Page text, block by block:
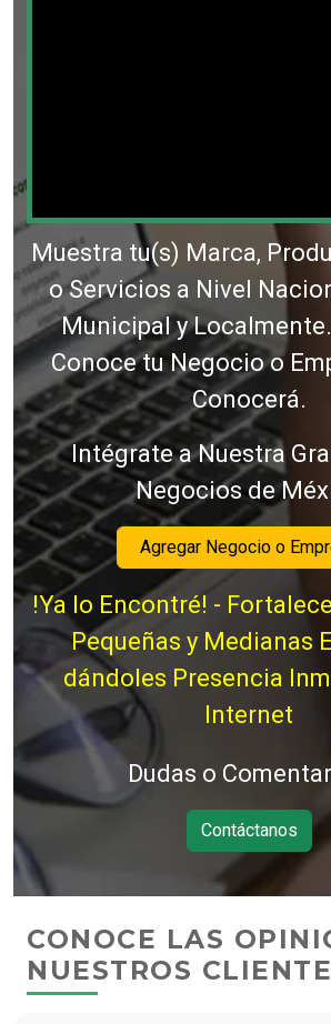
Muestra tu(s) Marca,
o Servicios a Nivel
Municipal y
Conoce tu Negocio o
Conocerá.
Intégrate a Nuestra
Negocios de
Agregar Negocio o
!Ya lo Encontré! -
Pequeñas y Medianas
dándoles Presencia
Internet
Dudas o
Contáctanos
CONOCE LAS
NUESTROS